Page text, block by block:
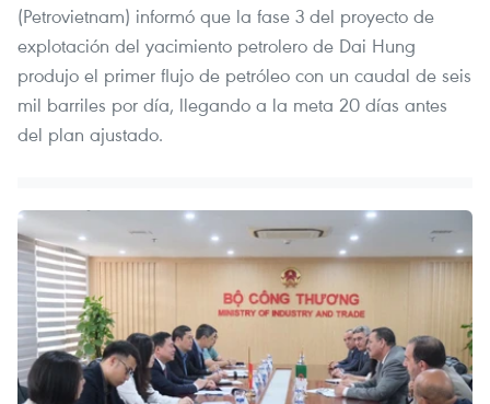
(Petrovietnam) informó que la fase 3 del proyecto de
explotación del yacimiento petrolero de Dai Hung
produjo el primer flujo de petróleo con un caudal de seis
mil barriles por día, llegando a la meta 20 días antes
del plan ajustado.